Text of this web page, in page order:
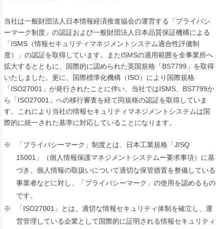
当社は一般財団法人日本情報経済推進協会の運営する「プライバシ
ーマーク制度」の認証および一般財団法人日本品質保証機構による
「ISMS（情報セキュリティマネジメントシステム適合性評価制
度）」の認証を取得しています。またISMSの適用範囲を全事業所へ
拡大するとともに、国際的に認められた英国規格「BS7799」を取得
いたしました。更に、国際標準化機構（ISO）により国際規格
「ISO27001」が発行されたことに伴い、当社ではISMS、BS7799か
ら「ISO27001」への移行審査を経て同規格の認証を取得していま
す。これにより当社の情報セキュリティマネジメントシステムは国
際的に統一された基準に対応していることになります。
※
「プライバシーマーク」制度とは、日本工業規格「JISQ
15001」（個人情報保護マネジメントシステムー要求事項）に基
づき、個人情報の取扱いについて適切な保管措置を整備している
事業者などに対し、「プライバシーマーク」の使用を認めるもの
です。
※
「ISO27001」とは、適切な情報セキュリティ体制を確立し、運
営管理している企業として国際的に証明される情報セキュリティ